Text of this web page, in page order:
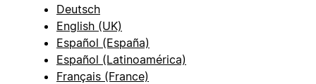
Deutsch
English (UK)
Español (España)
Español (Latinoamérica)
Français (France)